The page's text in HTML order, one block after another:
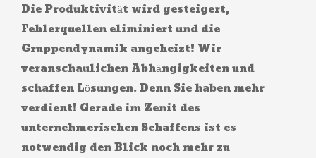
Die Produktivität wird gesteigert,
Fehlerquellen eliminiert und die
Gruppendynamik angeheizt! Wir
veranschaulichen Abhängigkeiten und
schaffen Lösungen. Denn Sie haben mehr
verdient! Gerade im Zenit des
unternehmerischen Schaffens ist es
notwendig den Blick noch mehr zu